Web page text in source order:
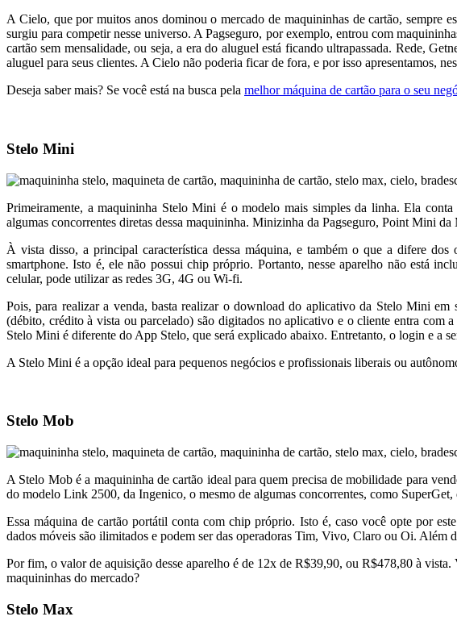
A Cielo, que por muitos anos dominou o mercado de maquininhas de cartão, sempre
surgiu para competir nesse universo. A Pagseguro, por exemplo, entrou com
cartão sem mensalidade, ou seja, a era do aluguel está ficando ultrapassada. Rede,
aluguel para seus clientes. A Cielo não poderia ficar de fora, e por isso apresentamos,
Deseja saber mais? Se você está na busca pela melhor máquina de cartão para o seu
Stelo Mini
Primeiramente, a maquininha Stelo Mini é o modelo mais simples da linha. Ela
algumas concorrentes diretas dessa maquininha. Minizinha da Pagseguro, Point Mini
À vista disso, a principal característica dessa máquina, e também o que a difere
smartphone. Isto é, ele não possui chip próprio. Portanto, nesse aparelho não está
celular, pode utilizar as redes 3G, 4G ou Wi-fi.
Pois, para realizar a venda, basta realizar o download do aplicativo da Stelo Mini
(débito, crédito à vista ou parcelado) são digitados no aplicativo e o cliente entra
Stelo Mini é diferente do App Stelo, que será explicado abaixo. Entretanto, o login e a
A Stelo Mini é a opção ideal para pequenos negócios e profissionais liberais ou
Stelo Mob
A Stelo Mob é a maquininha de cartão ideal para quem precisa de mobilidade para
do modelo Link 2500, da Ingenico, o mesmo de algumas concorrentes, como SuperGet,
Essa máquina de cartão portátil conta com chip próprio. Isto é, caso você opte por
dados móveis são ilimitados e podem ser das operadoras Tim, Vivo, Claro ou Oi.
Por fim, o valor de aquisição desse aparelho é de 12x de R$39,90, ou R$478,80 à
maquininhas do mercado?
Stelo Max